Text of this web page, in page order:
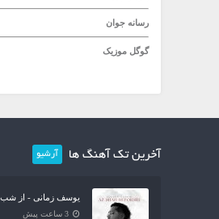
رسانه جوان
گوگل موزیک
آخرین تک آهنگ ها آرشیو
یوسف زمانی - از شب
3 ساعت پیش